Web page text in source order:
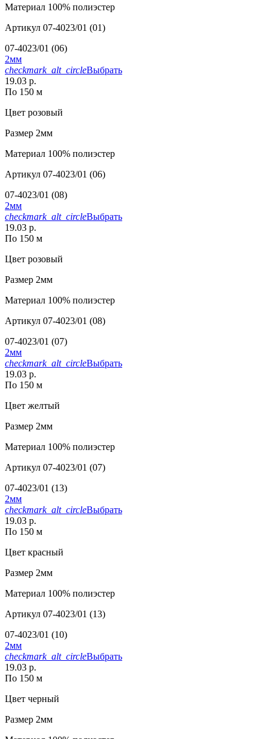
Материал 100% полиэстер
Артикул 07-4023/01 (01)
07-4023/01 (06)
2мм
checkmark_alt_circleВыбрать
19.03 р.
По 150 м
Цвет розовый
Размер 2мм
Материал 100% полиэстер
Артикул 07-4023/01 (06)
07-4023/01 (08)
2мм
checkmark_alt_circleВыбрать
19.03 р.
По 150 м
Цвет розовый
Размер 2мм
Материал 100% полиэстер
Артикул 07-4023/01 (08)
07-4023/01 (07)
2мм
checkmark_alt_circleВыбрать
19.03 р.
По 150 м
Цвет желтый
Размер 2мм
Материал 100% полиэстер
Артикул 07-4023/01 (07)
07-4023/01 (13)
2мм
checkmark_alt_circleВыбрать
19.03 р.
По 150 м
Цвет красный
Размер 2мм
Материал 100% полиэстер
Артикул 07-4023/01 (13)
07-4023/01 (10)
2мм
checkmark_alt_circleВыбрать
19.03 р.
По 150 м
Цвет черный
Размер 2мм